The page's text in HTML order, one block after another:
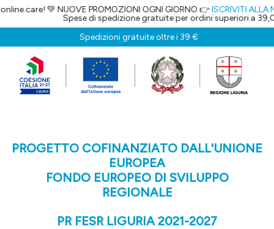
💚 NUOVE PROMOZIONI OGNI GIORNO 👉ISCRIVITI ALLA
Spese di spedizione gratuite per ordini superiori a 39,00€
Spedizioni gratuite oltre i 39 €
PROGETTO COFINANZIATO DALL'UNIONE
EUROPEA
FONDO EUROPEO DI SVILUPPO
REGIONALE
PR FESR LIGURIA 2021-2027